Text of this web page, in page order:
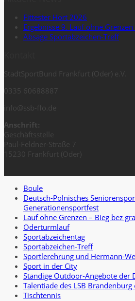
Fittester Hort 2026
Ergebnisse 9. Lauf ohne
Absage Sportabzeichen-Treff
StadtSportBund Frankfurt (Oder) e.V.
0335 60688887
info@ssb-ffo.de
Anschrift:
Geschäftsstelle
Paul-Feldner-Straße 7
15230 Frankfurt (Oder)
Boule
Deutsch-Polnisches
Generationensportfest
Lauf ohne Grenzen – Bieg bez
Oderturmlauf
Sportabzeichentag
Sportabzeichen-Treff
Sportlerehrung und Hermann-
Sport in der City
Ständige Outdoor-Angebote der
Talentiade des LSB Brandenburg
Tischtennis